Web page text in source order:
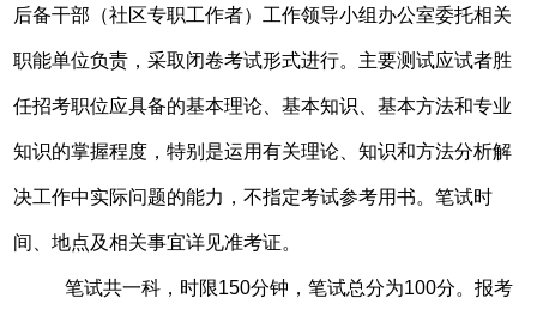
后备干部（社区专职工作者）工作领导小组办公室委托相关
职能单位负责，采取闭卷考试形式进行。主要测试应试者胜
任招考职位应具备的基本理论、基本知识、基本方法和专业
知识的掌握程度，特别是运用有关理论、知识和方法分析解
决工作中实际问题的能力，不指定考试参考用书。笔试时
间、地点及相关事宜详见准考证。
笔试共一科，时限150分钟，笔试总分为100分。报考